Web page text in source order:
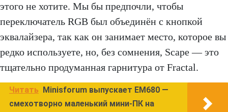
этого не хотите. Мы бы предпочли, чтобы
переключатель RGB был объединён с кнопкой
эквалайзера, так как он занимает место, которое вы
редко используете, но, без сомнения, Scape — это
тщательно продуманная гарнитура от Fractal.
Читать
Minisforum выпускает EM680 —
смехотворно маленький мини-ПК на